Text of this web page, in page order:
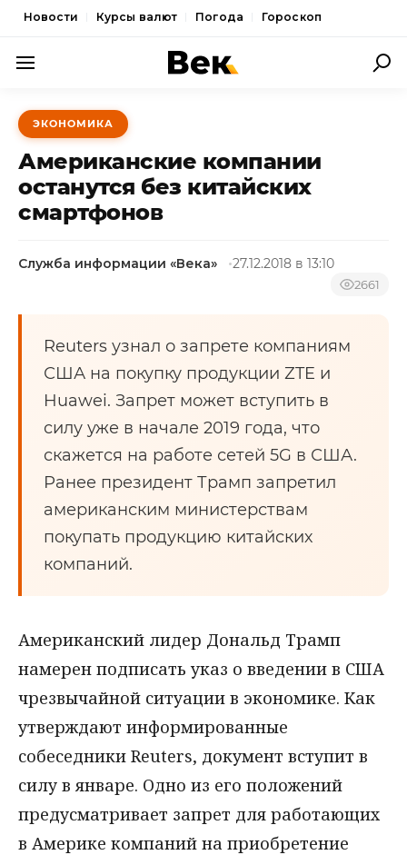
Новости Курсы валют Погода Гороскоп
ПОЛИТИКА
ЭКОНОМИКА
ОБЩЕСТВО
СПОРТ
ЭКОНОМИКА
Американские компании
останутся без китайских
смартфонов
Служба информации «Века» 27.12.2018 в 13:10
2661
Reuters узнал о запрете компаниям
США на покупку продукции ZTE и
Huawei. Запрет может вступить в
силу уже в начале 2019 года, что
скажется на работе сетей 5G в США.
Ранее президент Трамп запретил
американским министерствам
покупать продукцию китайских
компаний.
Американский лидер Дональд Трамп
намерен подписать указ о введении в США
чрезвычайной ситуации в экономике. Как
утверждают информированные
собеседники Reuters, документ вступит в
силу в январе. Одно из его положений
предусматривает запрет для работающих
в Америке компаний на приобретение